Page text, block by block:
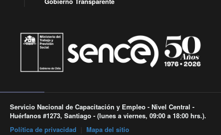
Servicio Nacional de Capacitación y Empleo - Nivel Central -
Huérfanos #1273, Santiago - (lunes a viernes, 09:00 a 18:00 hrs.).
Política de privacidad
Mapa del sitio